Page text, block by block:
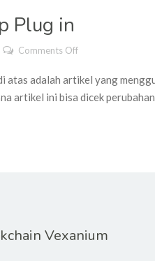
Plug in
Comments Off
atas adalah artikel yang
artikel ini bisa dicek
Vexanium